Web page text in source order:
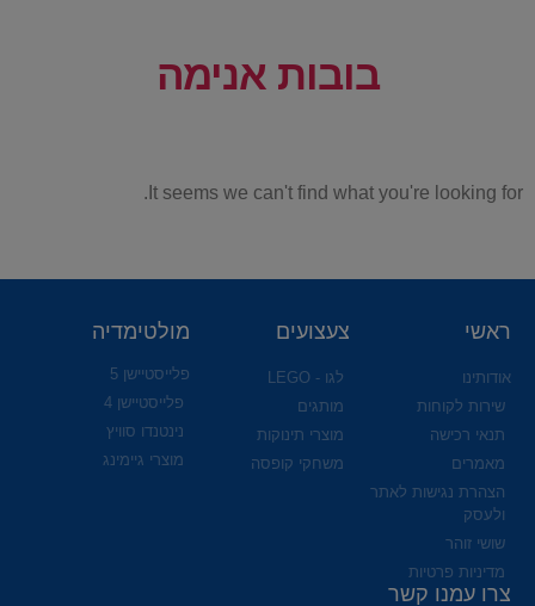
בובות אנימה
It seems we can't find what you're looking for.
ראשי
אודותינו
שירות לקוחות
תנאי רכישה
מאמרים
הצהרת נגישות לאתר
ולעסק
שושי זוהר
מדיניות פרטיות
צעצועים
לגו - LEGO
מותגים
מוצרי תינוקות
משחקי קופסה
מולטימדיה
פלייסטיישן 5
פלייסטיישן 4
נינטנדו סוויץ
מוצרי גיימינג
צרו עמנו קשר